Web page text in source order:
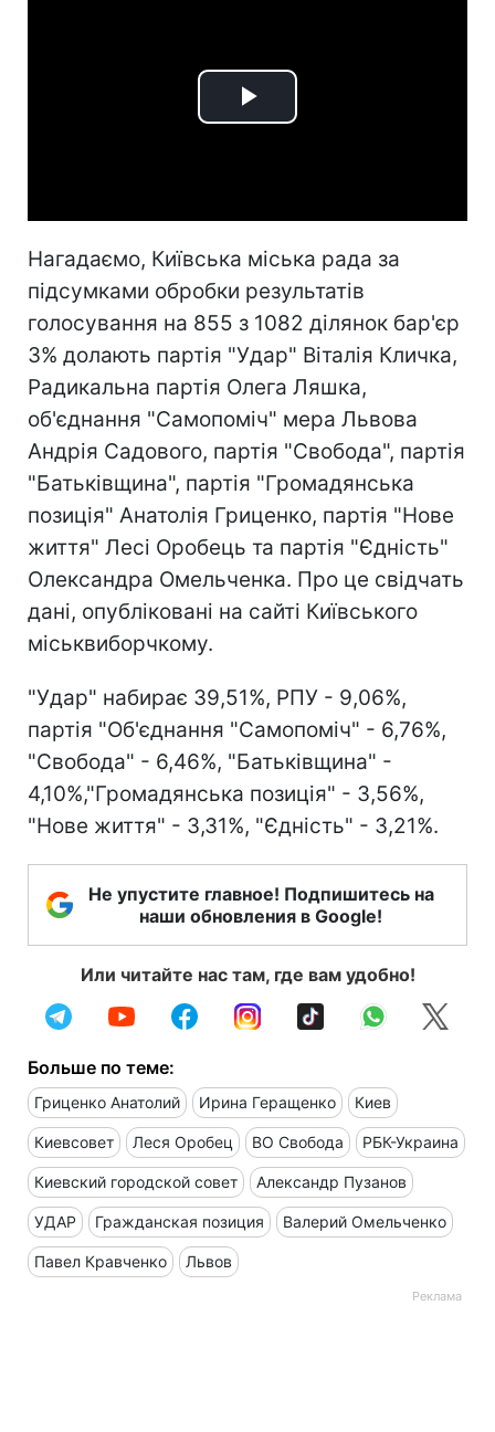
Play
Нагадаємо, Київська міська рада за
підсумками обробки результатів
голосування на 855 з 1082 ділянок бар'єр
3% долають партія "Удар" Віталія Кличка,
Радикальна партія Олега Ляшка,
об'єднання "Самопоміч" мера Львова
Андрія Садового, партія "Свобода", партія
"Батьківщина", партія "Громадянська
позиція" Анатолія Гриценко, партія "Нове
життя" Лесі Оробець та партія "Єдність"
Олександра Омельченка. Про це свідчать
дані, опубліковані на сайті Київського
міськвиборчкому.
"Удар" набирає 39,51%, РПУ - 9,06%,
партія "Об'єднання "Самопоміч" - 6,76%,
"Свобода" - 6,46%, "Батьківщина" -
4,10%,"Громадянська позиція" - 3,56%,
"Нове життя" - 3,31%, "Єдність" - 3,21%.
Не упустите главное! Подпишитесь на
наши обновления в Google!
Или читайте нас там, где вам удобно!
Больше по теме:
Гриценко Анатолий Ирина Геращенко Киев
Киевсовет Леся Оробец ВО Свобода РБК-Украина
Киевский городской совет Александр Пузанов
УДАР Гражданская позиция Валерий Омельченко
Павел Кравченко Львов